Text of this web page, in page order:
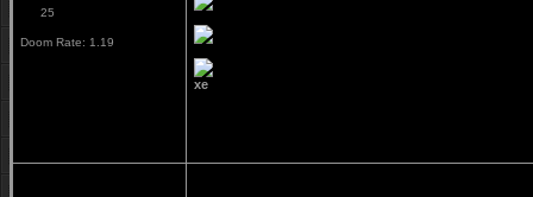
25
Doom Rate: 1.19
хе